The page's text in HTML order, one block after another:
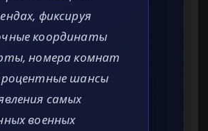
фиксируя
координаты
номера комнат
шансы
самых
военных